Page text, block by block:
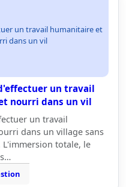
un travail humanitaire et
dans un vil
un travail
nourri dans un vil
un travail
dans un village sans
totale, le